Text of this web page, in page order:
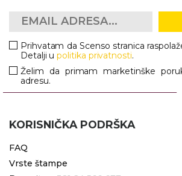
Prihvatam da Scenso stranica
Detalji upolitika privatnosti.
Želim da primam marketinške
adresu.
KORISNIČKA PODRŠKA
FAQ
Vrste štampe